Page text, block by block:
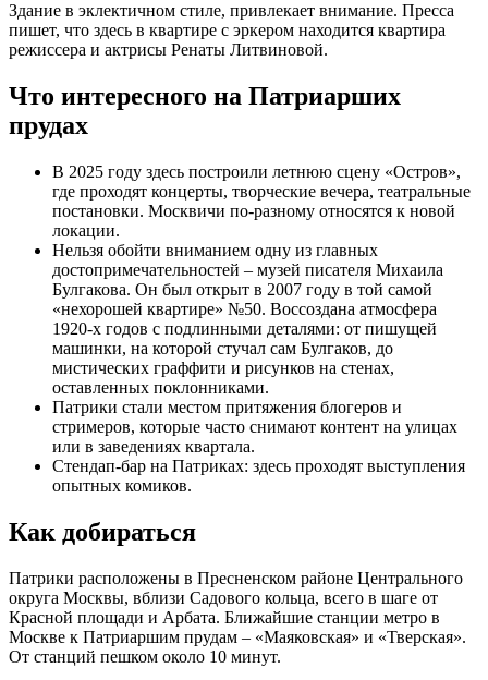
Здание в эклектичном стиле, привлекает внимание. Пресса
пишет, что здесь в квартире с эркером находится квартира
режиссера и актрисы Ренаты Литвиновой.
Что интересного на Патриарших
прудах
В 2025 году здесь построили летнюю сцену «Остров»,
где проходят концерты, творческие вечера, театральные
постановки. Москвичи по-разному относятся к новой
локации.
Нельзя обойти вниманием одну из главных
достопримечательностей – музей писателя Михаила
Булгакова. Он был открыт в 2007 году в той самой
«нехорошей квартире» №50. Воссоздана атмосфера
1920-х годов с подлинными деталями: от пишущей
машинки, на которой стучал сам Булгаков, до
мистических граффити и рисунков на стенах,
оставленных поклонниками.
Патрики стали местом притяжения блогеров и
стримеров, которые часто снимают контент на улицах
или в заведениях квартала.
Стендап-бар на Патриках: здесь проходят выступления
опытных комиков.
Как добираться
Патрики расположены в Пресненском районе Центрального
округа Москвы, вблизи Садового кольца, всего в шаге от
Красной площади и Арбата. Ближайшие станции метро в
Москве к Патриаршим прудам – «Маяковская» и «Тверская».
От станций пешком около 10 минут.